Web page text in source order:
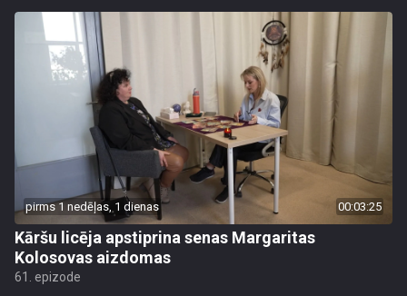
pirms 1 nedēļas, 1 dienas 00:03:25
Kāršu licēja apstiprina senas Margaritas
Kolosovas aizdomas
61. epizode